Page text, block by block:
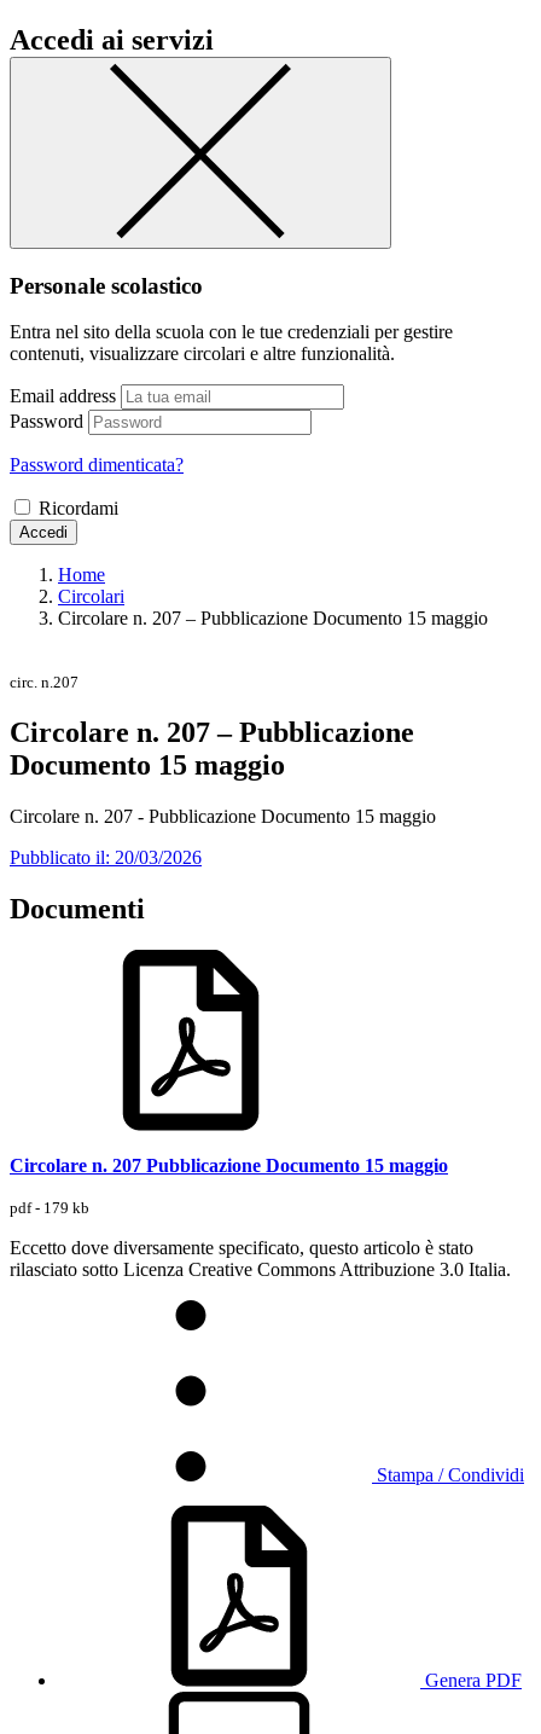
Accedi ai servizi
Personale scolastico
Entra nel sito della scuola con le tue credenziali per gestire
contenuti, visualizzare circolari e altre funzionalità.
Email address
Password
Password dimenticata?
Ricordami
Accedi
Home
Circolari
Circolare n. 207 – Pubblicazione Documento 15 maggio
circ. n.207
Circolare n. 207 – Pubblicazione
Documento 15 maggio
Circolare n. 207 - Pubblicazione Documento 15 maggio
Pubblicato il: 20/03/2026
Documenti
Circolare n. 207 Pubblicazione Documento 15 maggio
pdf - 179 kb
Eccetto dove diversamente specificato, questo articolo è stato
rilasciato sotto Licenza Creative Commons Attribuzione 3.0 Italia.
Stampa / Condividi
Genera PDF